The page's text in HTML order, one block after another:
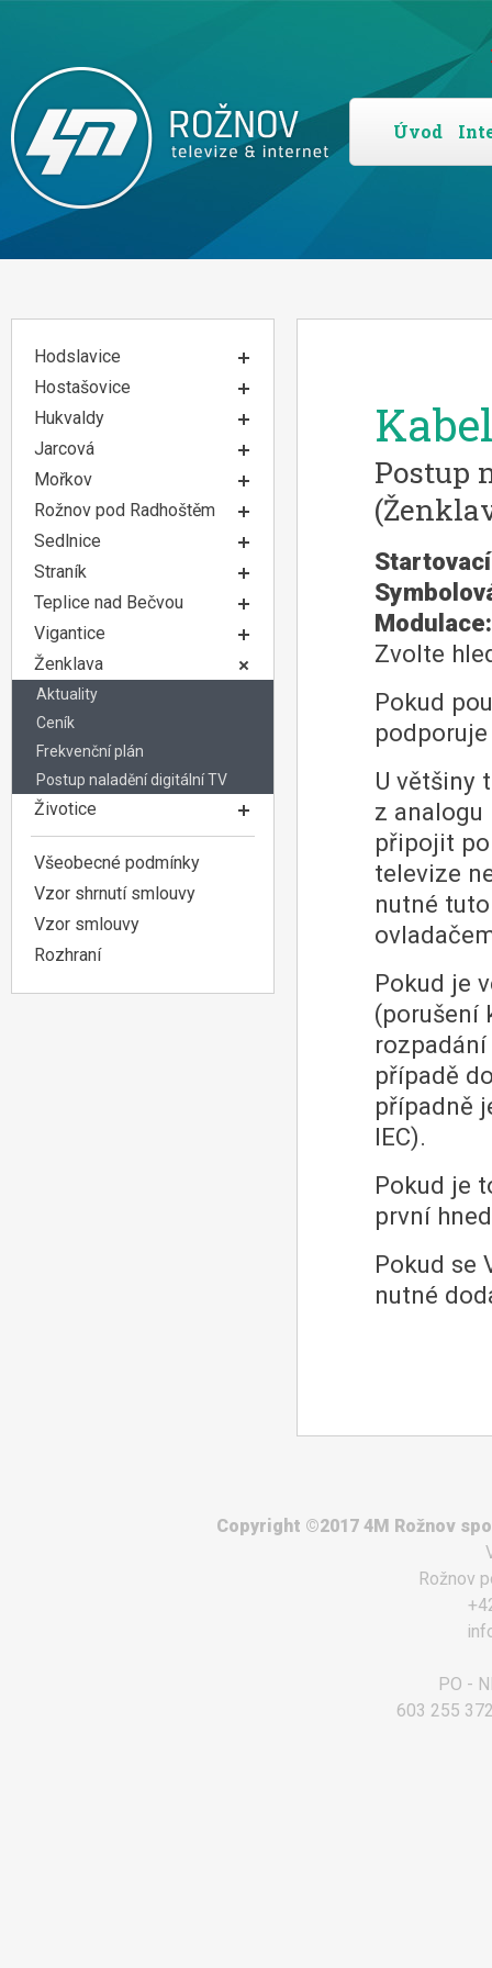
Úvod
Hodslavice
Hostašovice
Hukvaldy
Jarcová
Mořkov
Rožnov pod Radhoštěm
Sedlnice
Straník
Teplice nad Bečvou
Vigantice
Ženklava
Aktuality
Ceník
Frekvenční plán
Postup naladění digitální TV
Životice
Všeobecné podmínky
Vzor shrnutí smlouvy
Vzor smlouvy
Rozhraní
Postup
Modulace:
Zvolte
Pokud
U většiny
z analogu
připojit
televize
nutné
Pokud je
(porušení
případě
případně
IEC).
Pokud je
první
Pokud se
nutné
Copyright ©2017 4M Rožnov
Rožnov
PO -
603 255